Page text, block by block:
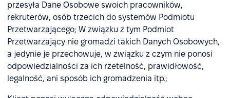
przesyła Dane Osobowe swoich pracowników,
rekruterów, osób trzecich do systemów Podmiotu
Przetwarzającego; W związku z tym Podmiot
Przetwarzający nie gromadzi takich Danych Osobowych,
a jedynie je przechowuje, w związku z czym nie ponosi
odpowiedzialności za ich rzetelność, prawidłowość,
legalność, ani sposób ich gromadzenia itp.;